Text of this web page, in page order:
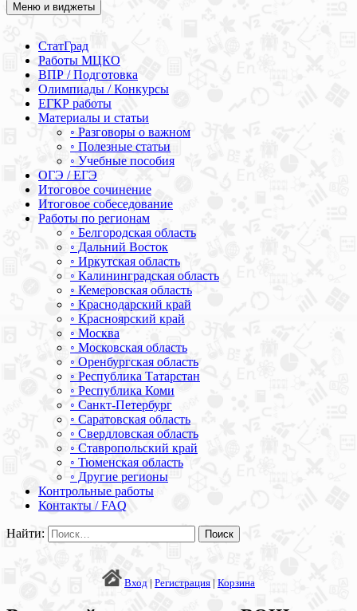
Академия СОВА
Подготовка к ЕГЭ, ОГЭ, ВПР, МЦКО, СтатГрад, КДР, ВОШ,
Меню и виджеты
СтатГрад
Работы МЦКО
ВПР / Подготовка
Олимпиады / Конкурсы
ЕГКР работы
Материалы и статьи
◦ Разговоры о важном
◦ Полезные статьи
◦ Учебные пособия
ОГЭ / ЕГЭ
Итоговое сочинение
Итоговое собеседование
Работы по регионам
◦ Белгородская область
◦ Дальний Восток
◦ Иркутская область
◦ Калининградская область
◦ Кемеровская область
◦ Краснодарский край
◦ Красноярский край
◦ Москва
◦ Московская область
◦ Оренбургская область
◦ Республика Татарстан
◦ Республика Коми
◦ Санкт-Петербург
◦ Саратовская область
◦ Свердловская область
◦ Ставропольский край
◦ Тюменская область
◦ Другие регионы
Контрольные работы
Контакты / FAQ
Найти:
Вход | Регистрация | Корзина